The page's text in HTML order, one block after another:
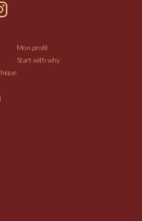
Mon profil
Start with why